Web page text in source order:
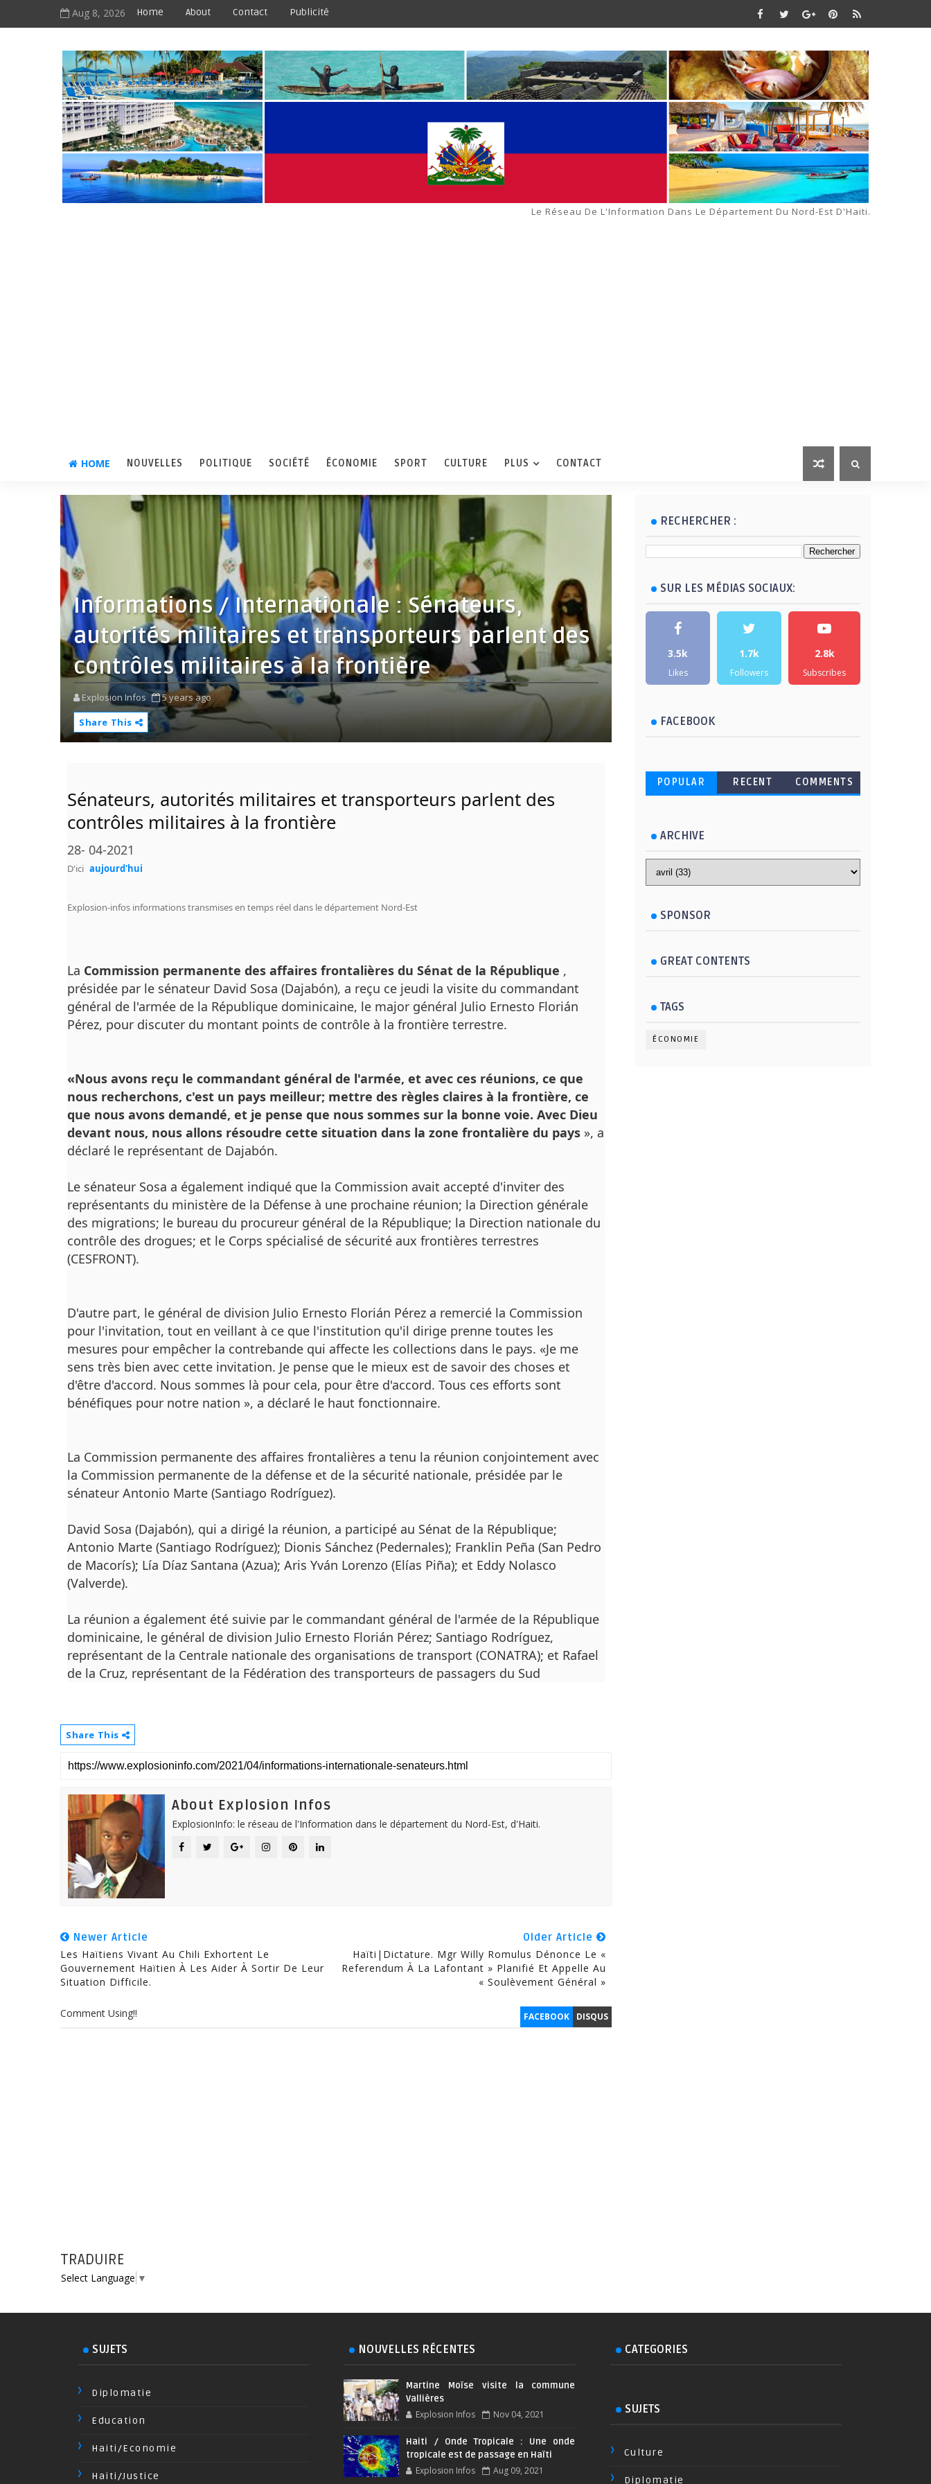
Aug 8, 2026 Home About Contact Publicité
Le Réseau De L'Information Dans Le Département Du Nord-Est D'Haiti.
HOME NOUVELLES POLITIQUE SOCIÉTÉ ÉCONOMIE SPORT CULTURE PLUS CONTACT
Informations / Internationale : Sénateurs,
autorités militaires et transporteurs parlent des
contrôles militaires à la frontière
Explosion Infos
5 years ago
Share This
Sénateurs, autorités militaires et transporteurs parlent des
contrôles militaires à la frontière
28- 04-2021
D'ici aujourd'hui
Explosion-infos informations transmises en temps réel dans le département Nord-Est
La Commission permanente des affaires frontalières du Sénat de la République ,
présidée par le sénateur David Sosa (Dajabón), a reçu ce jeudi la visite du commandant
général de l'armée de la République dominicaine, le major général Julio Ernesto Florián
Pérez, pour discuter du montant points de contrôle à la frontière terrestre.
«Nous avons reçu le commandant général de l'armée, et avec ces réunions, ce que
nous recherchons, c'est un pays meilleur; mettre des règles claires à la frontière, ce
que nous avons demandé, et je pense que nous sommes sur la bonne voie. Avec Dieu
devant nous, nous allons résoudre cette situation dans la zone frontalière du pays », a
déclaré le représentant de Dajabón.
Le sénateur Sosa a également indiqué que la Commission avait accepté d'inviter des
représentants du ministère de la Défense à une prochaine réunion; la Direction générale
des migrations; le bureau du procureur général de la République; la Direction nationale du
contrôle des drogues; et le Corps spécialisé de sécurité aux frontières terrestres
(CESFRONT).
D'autre part, le général de division Julio Ernesto Florián Pérez a remercié la Commission
pour l'invitation, tout en veillant à ce que l'institution qu'il dirige prenne toutes les
mesures pour empêcher la contrebande qui affecte les collections dans le pays. «Je me
sens très bien avec cette invitation. Je pense que le mieux est de savoir des choses et
d'être d'accord. Nous sommes là pour cela, pour être d'accord. Tous ces efforts sont
bénéfiques pour notre nation », a déclaré le haut fonctionnaire.
La Commission permanente des affaires frontalières a tenu la réunion conjointement avec
la Commission permanente de la défense et de la sécurité nationale, présidée par le
sénateur Antonio Marte (Santiago Rodríguez).
David Sosa (Dajabón), qui a dirigé la réunion, a participé au Sénat de la République;
Antonio Marte (Santiago Rodríguez); Dionis Sánchez (Pedernales); Franklin Peña (San Pedro
de Macorís); Lía Díaz Santana (Azua); Aris Yván Lorenzo (Elías Piña); et Eddy Nolasco
(Valverde).
La réunion a également été suivie par le commandant général de l'armée de la République
dominicaine, le général de division Julio Ernesto Florián Pérez; Santiago Rodríguez,
représentant de la Centrale nationale des organisations de transport (CONATRA); et Rafael
de la Cruz, représentant de la Fédération des transporteurs de passagers du Sud
Share This
About Explosion Infos
ExplosionInfo: le réseau de l'Information dans le département du Nord-Est, d'Haiti.
Newer Article
Les Haïtiens Vivant Au Chili Exhortent Le
Gouvernement Haïtien À Les Aider À Sortir De Leur
Situation Difficile.
Older Article
Haïti|Dictature. Mgr Willy Romulus Dénonce Le «
Referendum À La Lafontant » Planifié Et Appelle Au
« Soulèvement Général »
FACEBOOK DISQUS
Comment Using!!
TRADUIRE
Select Language ▼
RECHERCHER :
SUR LES MÉDIAS SOCIAUX:
3.5k
Likes
1.7k
Followers
2.8k
Subscribes
FACEBOOK
POPULAR RECENT COMMENTS
ARCHIVE
SPONSOR
GREAT CONTENTS
TAGS
ÉCONOMIE
SUJETS
Diplomatie
Education
Haiti/Economie
Haiti/Justice
NOUVELLES RÉCENTES
Martine Moïse visite la commune
Vallières
Explosion Infos Nov 04, 2021
Haiti / Onde Tropicale : Une onde
tropicale est de passage en Haïti
Explosion Infos Aug 09, 2021
CATEGORIES
SUJETS
Culture
Diplomatie